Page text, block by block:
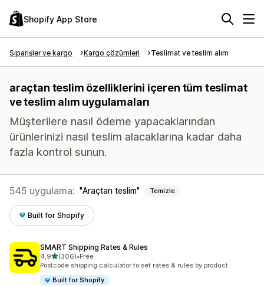
Shopify App Store
Siparişler ve kargo Kargo çözümleri Teslimat ve teslim alım
araçtan teslim özelliklerini içeren tüm teslimat
ve teslim alım uygulamaları
Müşterilere nasıl ödeme yapacaklarından
ürünlerinizi nasıl teslim alacaklarına kadar daha
fazla kontrol sunun.
545 uygulama: Araçtan teslim Temizle
Built for Shopify
SMART Shipping Rates & Rules
4,95 yıldız üzerinden
(306)
toplam 306 değerlendirme
•Free
Postcode shipping calculator to set rates & rules by product
Built for Shopify